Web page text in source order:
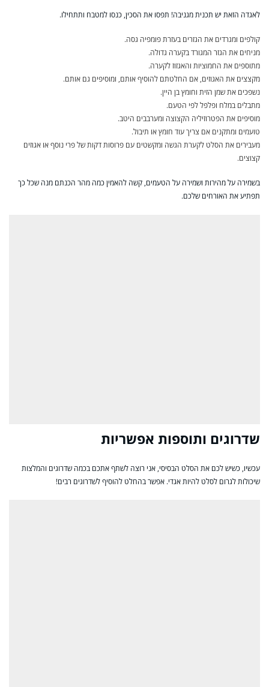
לאגדה הזאת יש תכנית מגניבה! תפסו את הסכין, כנסו למטבח ותתחילו.
קולפים ומגרדים את הגזרים בעזרת פומפיה גסה.
מניחים את הגזר המגורד בקערה גדולה.
מתוספים את החמוציות והאגזוז לקערה.
מקצצים את האגוזים, אם החלטתם להוסיף אותם, ומוסיפים גם אותם.
נשפכים את שמן הזית וחומץ בן היין.
מתבלים במלח ופלפל לפי הטעם.
מוסיפים את הפטרוזיליה הקצוצה ומערבבים היטב.
טועמים ומתקנים אם צריך עוד חומץ או תיבול.
מעבירים את הסלט לקערת הגשה ומקשטים עם פרוסות דקות של פרי נוסף או אגוזים
קצוצים.
בשמירה על מהירות ושמירה על הטעמים, קשה להאמין כמה מהר הכנתם מנה שכל כך
תפתיע את האורחים שלכם.
שדרוגים ותוספות אפשריות
עכשיו, כשיש לכם את הסלט הבסיסי, אני רוצה לשתף אתכם בכמה שדרוגים והמלצות
שיכולות לגרום לסלט להיות אגדי. אפשר בהחלט להוסיף לשדרוגים רבים!